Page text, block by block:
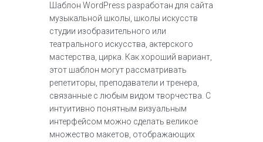
Шаблон WordPress разработан для сайта
музыкальной школы, школы искусств
студии изобразительного или
театрального искусства, актерского
мастерства, цирка. Как хороший вариант,
этот шаблон могут рассматривать
репетиторы, преподаватели и тренера,
связанные с любым видом творчества. С
интуитивно понятным визуальным
интерфейсом можно сделать великое
множество макетов, отображающих